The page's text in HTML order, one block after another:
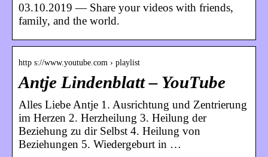
03.10.2019 — Share your videos with friends,
family, and the world.
http s://www.youtube.com › playlist
Antje Lindenblatt – YouTube
Alles Liebe Antje 1. Ausrichtung und Zentrierung
im Herzen 2. Herzheilung 3. Heilung der
Beziehung zu dir Selbst 4. Heilung von
Beziehungen 5. Wiedergeburt in …